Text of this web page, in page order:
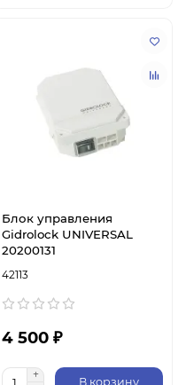
Блок управления
Gidrolock UNIVERSAL
20200131
42113
4 500 ₽
В корзину